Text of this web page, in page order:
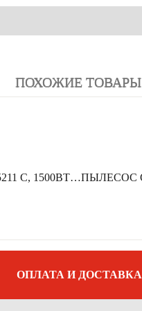
ПОХОЖИЕ ТОВАРЫ
ПЕРФОРАТОР MAKITA HR 5211 C, 1500ВТ 19.7ДЖ SDS MAX 1075-2150УД/МИН 130-26...
ОПЛАТА И ДОСТАВКА